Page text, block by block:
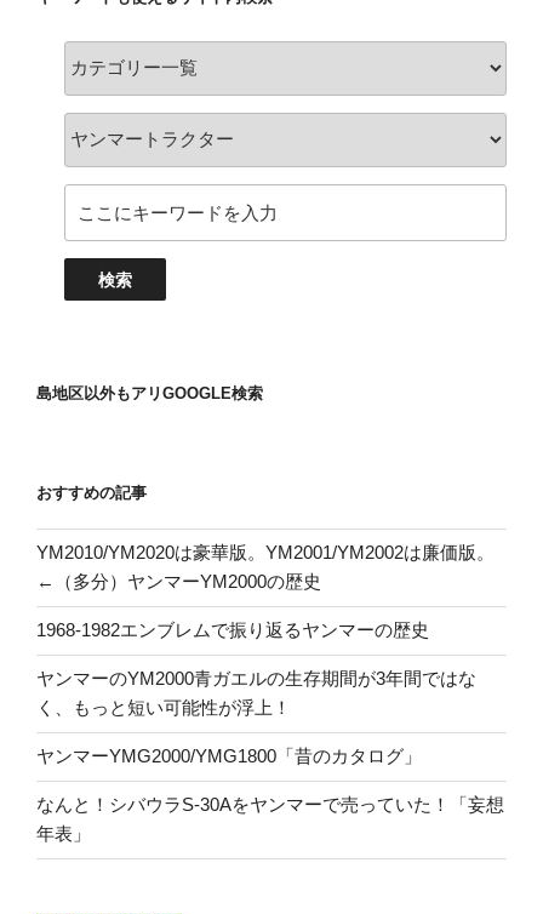
島地区以外もアリGOOGLE検索
おすすめの記事
YM2010/YM2020は豪華版。YM2001/YM2002は廉価版。
←（多分）ヤンマーYM2000の歴史
1968-1982エンブレムで振り返るヤンマーの歴史
ヤンマーのYM2000青ガエルの生存期間が3年間ではな
く、もっと短い可能性が浮上！
ヤンマーYMG2000/YMG1800「昔のカタログ」
なんと！シバウラS-30Aをヤンマーで売っていた！「妄想
年表」